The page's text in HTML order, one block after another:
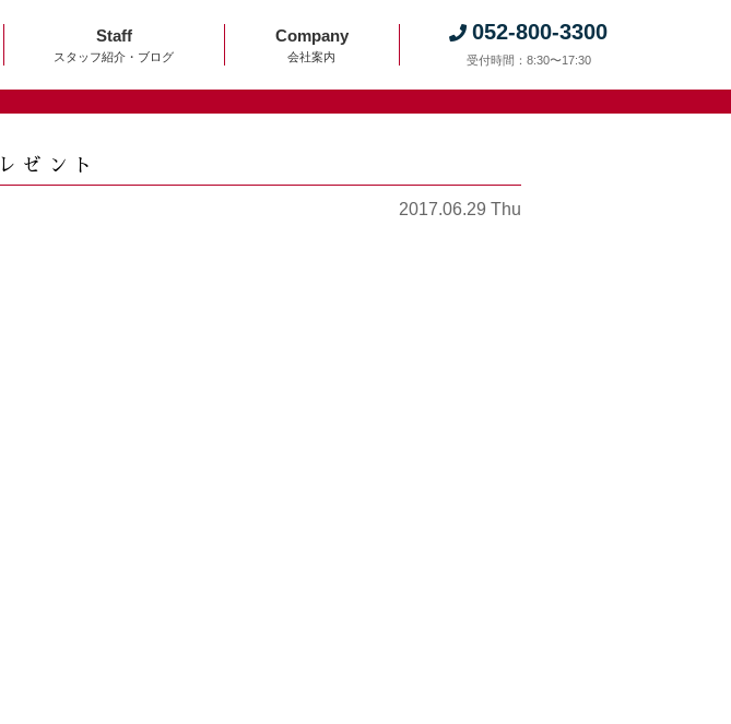
Staff
スタッフ紹介・ブログ
Company
会社案内
052-800-3300
受付時間：8:30〜17:30
ゼント
2017.06.29 Thu